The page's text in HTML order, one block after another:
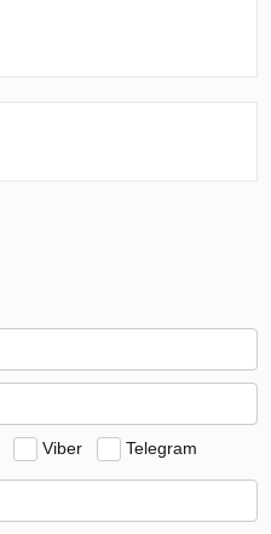
Viber Telegram